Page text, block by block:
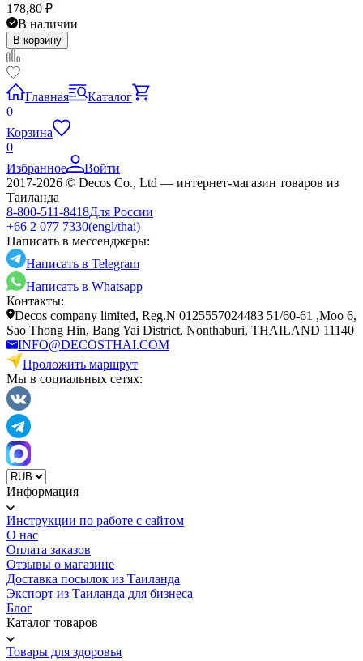
178,80 ₽
В наличии
В корзину
Главная
Каталог
0
Корзина
0
Избранное
Войти
2017-2026 © Decos Co., Ltd — интернет-магазин товаров из
Таиланда
8-800-511-8418Для России
+66 2 077 7330(engl/thai)
Написать в мессенджеры:
Написать в Telegram
Написать в Whatsapp
Контакты:
Decos company limited, Reg.N 0125557024483 51/60-61 ,Moo 6,
Sao Thong Hin, Bang Yai District, Nonthaburi, THAILAND 11140
INFO@DECOSTHAI.COM
Проложить маршрут
Мы в социальных сетях:
Информация
Инструкции по работе с сайтом
О нас
Оплата заказов
Отзывы о магазине
Доставка посылок из Таиланда
Экспорт из Таиланда для бизнеса
Блог
Каталог товаров
Товары для здоровья